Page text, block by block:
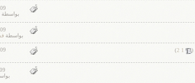
بواسطة
بواسطة
(
1
2
)